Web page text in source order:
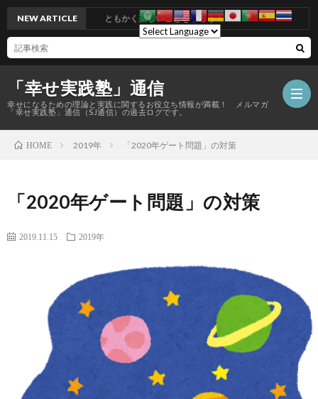
「幸せ実践塾」通信
幸せになるための理論と実践に関するお役立ち情報が満載！ メルマガ
「幸せ実践塾」通信（SJ通信）の過去ログです。
NEW ARTICLEともかく楽しいことをやろう！
HOME 2019年 「2020年ゲート問題」の対策
「2020年ゲート問題」の対策
2019.11.15 2019年